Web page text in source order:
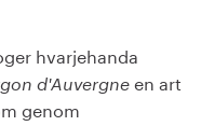
hvarjehanda
d'Auvergne en art
genom